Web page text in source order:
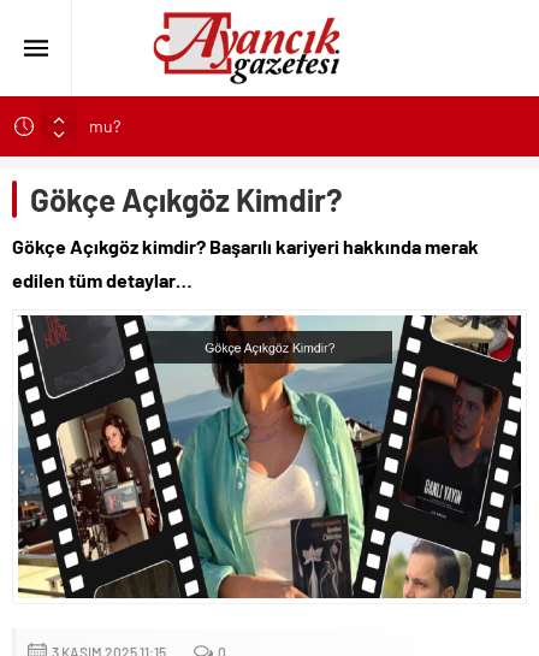
Kapadokya Tatilinde Ne Giyilir?
Büyükakın’dan İzmit’in geleceğine yakın takip
Didim Belediyesi’nden Kent Genelinde Yol Bakım ve Onarım
Çalışması
Hastalıktan Ari İşletmelerde Yeni Model Ele Alındı
Kaykay Şampiyonasının Kalbi Osmangazi’de Attı
Didim Belediyesi Üretiyor, Didim Güzelleşiyor
Üsküdar’da Açık Hava Sinema Günleri Nostalji Dolu
Klasiklerle Devam Ediyor
Pnömatik Valf Sistemlerinde Verimli Kullanım İpuçları
Sinop’ta Denize Girilecek 3 Mükemmel Yer
Maltese Terrier İlk Kez Köpek Sahiplenecekler İçin Uygun
mu?
Gökçe Açıkgöz Kimdir?
Gökçe Açıkgöz kimdir? Başarılı kariyeri hakkında merak
edilen tüm detaylar…
3 KASIM 2025 11:15 0